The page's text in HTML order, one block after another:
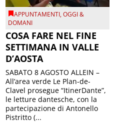
APPUNTAMENTI,OGGI &
DOMANI
COSA FARE NEL FINE
SETTIMANA IN VALLE
D’AOSTA
SABATO 8 AGOSTO ALLEIN –
All’area verde Le Plan-de-
Clavel prosegue “ItinerDante”,
le letture dantesche, con la
partecipazione di Antonello
Pistritto (...